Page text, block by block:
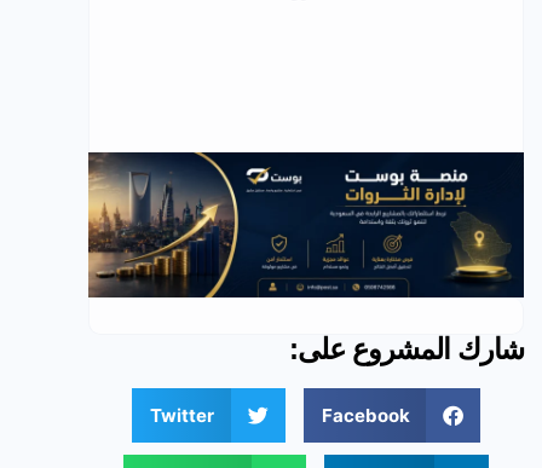
شارك المشروع على:
Facebook
Twitter